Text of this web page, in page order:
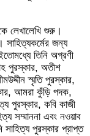
লেখালেখি শুরু।
সাহিত্যকর্মের জন্য
তিনি অগ্রণী
পুরস্কার, অতীশ
স্মৃতি পুরস্কার,
আমরা কুঁড়ি পদক,
পুরস্কার, কবি কাজী
সম্মাননা এবং নওয়াব
সাহিত্য পুরস্কার প্রাপ্ত